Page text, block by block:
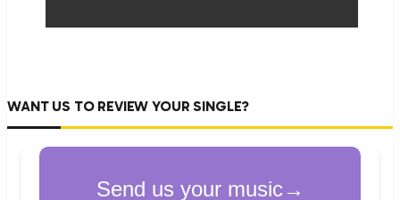
WANT US TO REVIEW YOUR SINGLE?